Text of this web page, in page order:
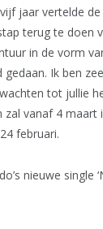
jaar vertelde
terug te doen
in de vorm
gedaan. Ik ben
tot jullie
zal vanaf 4 maart
februari.
nieuwe single